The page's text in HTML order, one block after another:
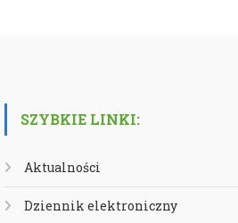
SZYBKIE LINKI:
Aktualności
Dziennik elektroniczny